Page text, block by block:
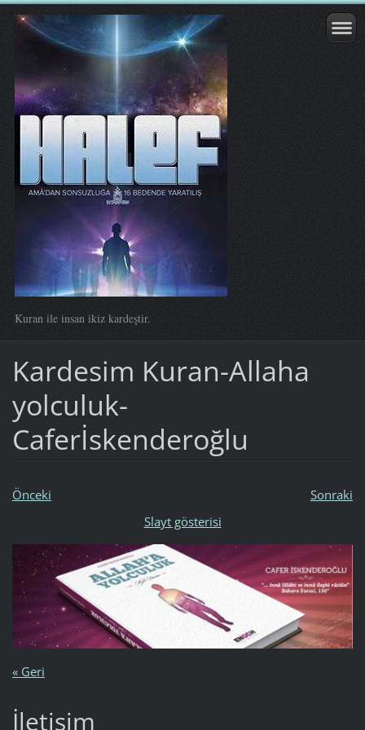
Kuran ile insan ikiz kardeştir.
Kardesim Kuran-Allaha
yolculuk-
Caferİskenderoğlu
Önceki
Sonraki
Slayt gösterisi
« Geri
İletişim